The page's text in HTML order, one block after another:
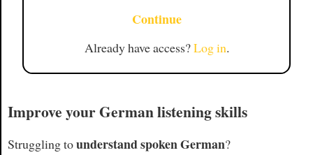
Continue
Already have access?Log in.
Improve your German listening skills
Struggling tounderstand spoken German?